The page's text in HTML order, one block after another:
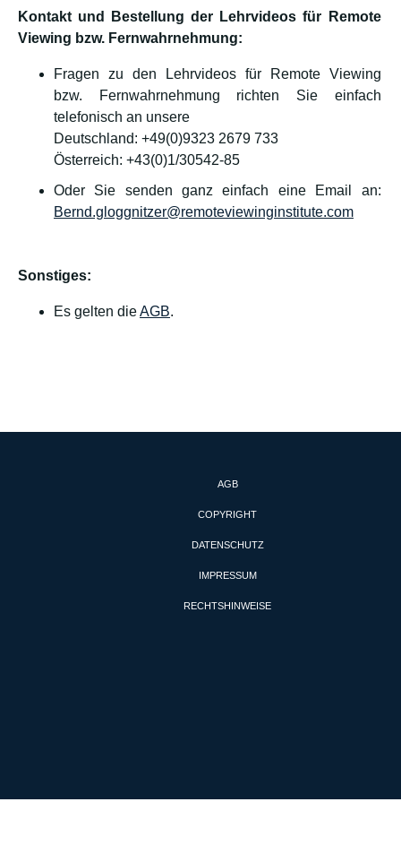
Kontakt und Bestellung der Lehrvideos für Remote
Viewing bzw. Fernwahrnehmung:
Fragen zu den Lehrvideos für Remote Viewing
bzw. Fernwahrnehmung richten Sie einfach
telefonisch an unsere
Deutschland: +49(0)9323 2679 733
Österreich: +43(0)1/30542-85
Oder Sie senden ganz einfach eine Email an:
Bernd.gloggnitzer@remoteviewinginstitute.com
Sonstiges:
Es gelten dieAGB.
AGB
COPYRIGHT
DATENSCHUTZ
IMPRESSUM
RECHTSHINWEISE